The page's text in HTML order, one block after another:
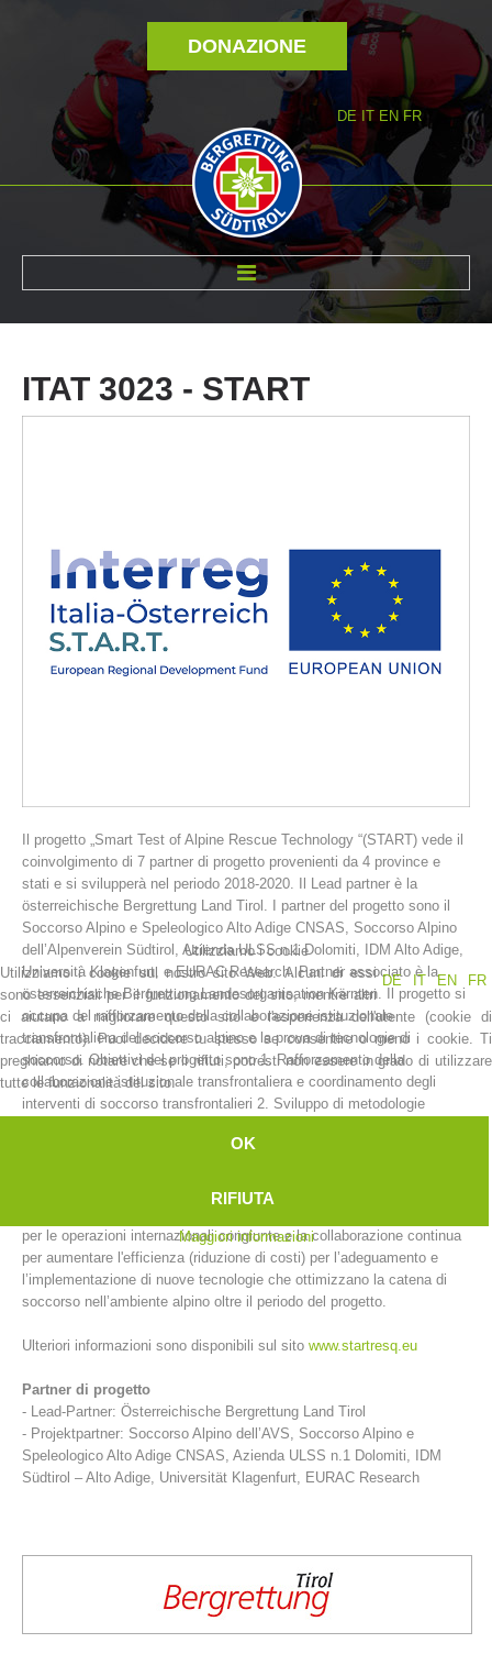
DONAZIONE
DE IT EN FR
Stazioni del soccorso alpino
ITAT 3023 - START
Il progetto „Smart Test of Alpine Rescue Technology “(START) vede il
coinvolgimento di 7 partner di progetto provenienti da 4 province e
stati e si svilupperà nel periodo 2018-2020. Il Lead partner è la
österreichische Bergrettung Land Tirol. I partner del progetto sono il
Soccorso Alpino e Speleologico Alto Adige CNSAS, Soccorso Alpino
dell’Alpenverein Südtirol, Azienda ULSS n.1 Dolomiti, IDM Alto Adige,
Università Klagenfurt, e EURAC Research. Partner associato è la
österreichische Bergrettung Landesorganisation Kärnten. Il progetto si
occupa del rafforzamento della collaborazione istituzionale
transfrontaliera del soccorso alpino e la prova di tecnologie di
soccorso. Obiettivi del progetto sono 1. Rafforzamento della
collaborazione istituzionale transfrontaliera e coordinamento degli
interventi di soccorso transfrontalieri 2. Sviluppo di metodologie
3. Creazione di una regione pilota per esaminare tecnologie
applicazioni e supporti IT per migliorare il soccorso alpino ma anche la
per le operazioni internazionali congiunte e la collaborazione continua
per aumentare l'efficienza (riduzione di costi) per l’adeguamento e
l’implementazione di nuove tecnologie che ottimizzano la catena di
soccorso nell’ambiente alpino oltre il periodo del progetto.
Ulteriori informazioni sono disponibili sul sito www.startresq.eu
Partner di progetto
- Lead-Partner: Österreichische Bergrettung Land Tirol
- Projektpartner: Soccorso Alpino dell’AVS, Soccorso Alpino e
Speleologico Alto Adige CNSAS, Azienda ULSS n.1 Dolomiti, IDM
Südtirol – Alto Adige, Universität Klagenfurt, EURAC Research
Utilizziamo i cookie
DE
IT EN FR
Utilizziamo i cookie sul nostro sito Web. Alcuni di essi
sono essenziali per il funzionamento del sito, mentre altri
ci aiutano a migliorare questo sito e l'esperienza dell'utente (cookie di
tracciamento). Puoi decidere tu stesso se consentire o meno i cookie. Ti
preghiamo di notare che se li rifiuti, potresti non essere in grado di utilizzare
tutte le funzionalità del sito.
OK
RIFIUTA
Maggiori informazioni